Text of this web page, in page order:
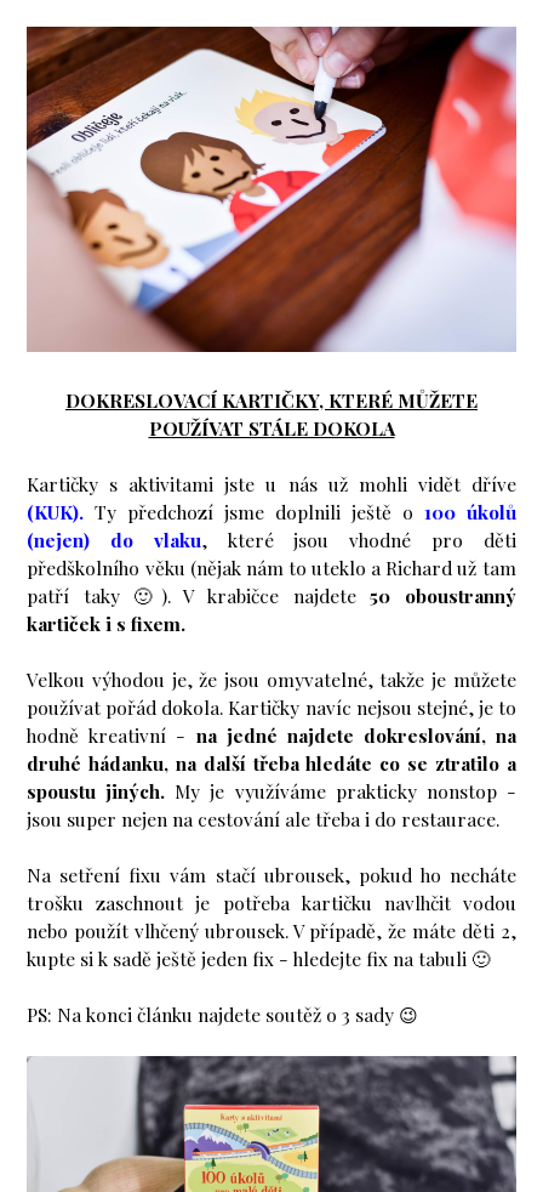
DOKRESLOVACÍ KARTIČKY, KTERÉ MŮŽETE
POUŽÍVAT STÁLE DOKOLA
Kartičky s aktivitami jste u nás už mohli vidět dříve
(KUK). Ty předchozí jsme doplnili ještě o 100 úkolů
(nejen) do vlaku, které jsou vhodné pro děti
předškolního věku (nějak nám to uteklo a Richard už tam
patří taky 🙂). V krabičce najdete50 oboustranný
kartiček i s fixem.
Velkou výhodou je, že jsou omyvatelné, takže je můžete
používat pořád dokola. Kartičky navíc nejsou stejné, je to
hodně kreativní - na jedné najdete dokreslování, na
druhé hádanku, na další třeba hledáte co se ztratilo a
spoustu jiných. My je využíváme prakticky nonstop -
jsou super nejen na cestování ale třeba i do restaurace.
Na setření fixu vám stačí ubrousek, pokud ho necháte
trošku zaschnout je potřeba kartičku navlhčit vodou
nebo použít vlhčený ubrousek. V případě, že máte děti 2,
kupte si k sadě ještě jeden fix - hledejte fix na tabuli 🙂
PS: Na konci článku najdete soutěž o 3 sady 😉